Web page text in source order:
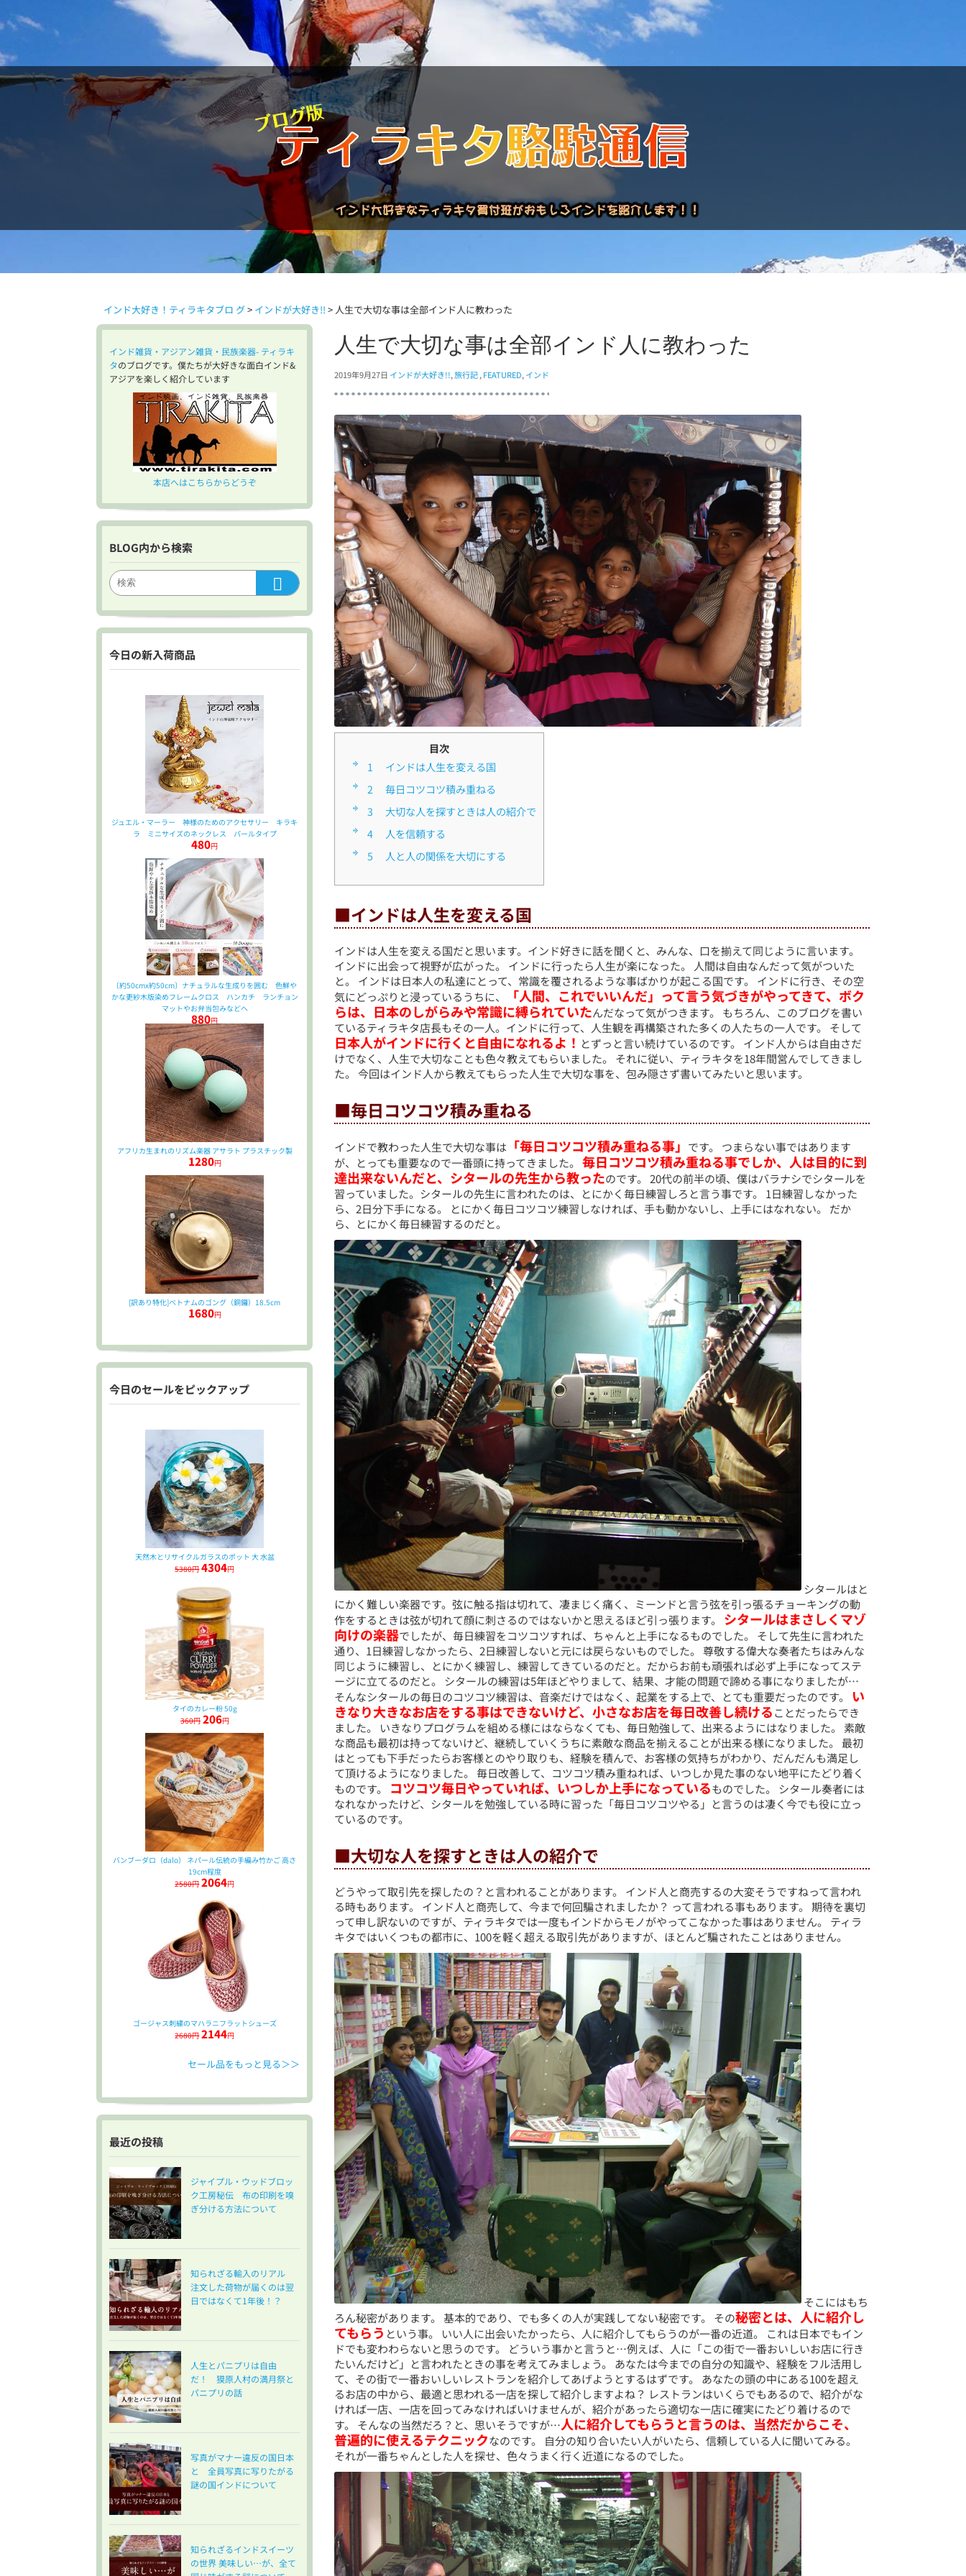
インド大好き！ティラキタブロ グ> インドが大好き!! > 人生で大切な事は全部インド人に教わった
人生で大切な事は全部インド人に教わった
2019年9月27日 インドが大好き!!,旅行記, FEATURED, インド
目次
1
■インドは人生を変える国
2
■毎日コツコツ積み重ねる
3
■大切な人を探すときは人の紹介で
4
■人を信頼する
5
■人と人の関係を大切にする
■インドは人生を変える国
インドは人生を変える国だと思います。インド好きに話を聞くと、みんな、口を揃えて同じように言います。
インドに出会って視野が広がった。 インドに行ったら人生が楽になった。 人間は自由なんだって気がついた
と。 インドは日本人の私達にとって、常識を覆されるような事ばかりが起こる国です。 インドに行き、その空
気にどっぷりと浸っているうちに、
「人間、これでいいんだ」って言う気づきがやってきて、ボク
らは、日本のしがらみや常識に縛られていたんだなって気がつきます。 もちろん、このブログを書い
ているティラキタ店長もその一人。インドに行って、人生観を再構築された多くの人たちの一人です。 そして
日本人がインドに行くと自由になれるよ！ とずっと言い続けているのです。 インド人からは自由さだ
けでなく、人生で大切なことも色々教えてもらいました。 それに従い、ティラキタを18年間営んでしてきまし
た。 今回はインド人から教えてもらった人生で大切な事を、包み隠さず書いてみたいと思います。
■毎日コツコツ積み重ねる
インドで教わった人生で大切な事は 「毎日コツコツ積み重ねる事」 です。 つまらない事ではあります
が、とっても重要なので一番頭に持ってきました。毎日コツコツ積み重ねる事でしか、人は目的に到
達出来ないんだと、シタールの先生から教ったのです。 20代の前半の頃、僕はバラナシでシタールを
習っていました。シタールの先生に言われたのは、とにかく毎日練習しろと言う事です。 1日練習しなかった
ら、2日分下手になる。 とにかく毎日コツコツ練習しなければ、手も動かないし、上手にはなれない。 だか
ら、とにかく毎日練習するのだと。
シタールはと
にかく難しい楽器です。弦に触る指は切れて、凄まじく痛く、ミーンドと言う弦を引っ張るチョーキングの動
作をするときは弦が切れて顔に刺さるのではないかと思えるほど引っ張ります。 シタールはまさしくマゾ
向けの楽器でしたが、毎日練習をコツコツすれば、ちゃんと上手になるものでした。 そして先生に言われた
通り、1日練習しなかったら、2日練習しないと元には戻らないものでした。 尊敬する偉大な奏者たちはみんな
同じように練習し、とにかく練習し、練習してきているのだと。だからお前も頑張れば必ず上手になってステ
ージに立てるのだと。 シタールの練習は5年ほどやりまして、結果、才能の問題で諦める事になりましたが…
そんなシタールの毎日のコツコツ練習は、音楽だけではなく、起業をする上で、とても重要だったのです。 い
きなり大きなお店をする事はできないけど、小さなお店を毎日改善し続けることだったらでき
ました。 いきなりプログラムを組める様にはならなくても、毎日勉強して、出来るようにはなりました。 素敵
な商品も最初は持ってないけど、継続していくうちに素敵な商品を揃えることが出来る様になりました。 最初
はとっても下手だったらお客様とのやり取りも、経験を積んで、お客様の気持ちがわかり、だんだんも満足し
て頂けるようになりました。 毎日改善して、コツコツ積み重ねれば、いつしか見た事のない地平にたどり着く
ものです。 コツコツ毎日やっていれば、いつしか上手になっているものでした。 シタール奏者には
なれなかったけど、シタールを勉強している時に習った「毎日コツコツやる」と言うのは凄く今でも役に立っ
ているのです。
■大切な人を探すときは人の紹介で
どうやって取引先を探したの？と言われることがあります。 インド人と商売するの大変そうですねって言われ
る時もあります。 インド人と商売して、今まで何回騙されましたか？ って言われる事もあります。 期待を裏切
って申し訳ないのですが、ティラキタでは一度もインドからモノがやってこなかった事はありません。 ティラ
キタではいくつもの都市に、100を軽く超える取引先がありますが、ほとんど騙されたことはありません。
そこにはもち
ろん秘密があります。 基本的であり、でも多くの人が実践してない秘密です。 その秘密とは、人に紹介し
てもらう という事。 いい人に出会いたかったら、人に紹介してもらうのが一番の近道。 これは日本でもイン
ドでも変わわらないと思うのです。 どういう事かと言うと…例えば、人に「この街で一番おいしいお店に行き
たいんだけど」と言われたときの事を考えてみましょう。 あなたは今までの自分の知識や、経験をフル活用し
て、その街で一番おいしいレストランを紹介してあげようとするはずです。 あなたの頭の中にある100を超え
るお店の中から、最適と思われる一店を探して紹介しますよね？ レストランはいくらでもあるので、紹介がな
ければ一店、一店を回ってみなければいけませんが、紹介があったら適切な一店に確実にたどり着けるので
す。 そんなの当然だろ？と、思いそうですが…人に紹介してもらうと言うのは、当然だからこそ、
普遍的に使えるテクニックなのです。 自分の知り合いたい人がいたら、信頼している人に聞いてみる。
それが一番ちゃんとした人を探せ、色々うまく行く近道になるのでした。
インド雑貨・アジアン雑貨・民族楽器- ティラキ
タのブログです。僕たちが大好きな面白インド&
アジアを楽しく紹介しています
本店へはこちらからどうぞ
BLOG内から検索
今日の新入荷商品
ジュエル・マーラー 神様のためのアクセサリー キラキ
ラ ミニサイズのネックレス パールタイプ
480円
〔約50cmx約50cm〕ナチュラルな生成りを囲む 色鮮や
かな更紗木版染めフレームクロス ハンカチ ランチョン
マットやお弁当包みなどへ
880円
アフリカ生まれのリズム楽器 アサラト プラスチック製
1280円
[訳あり特化]ベトナムのゴング（銅鑼）18.5cm
1680円
今日のセールをピックアップ
天然木とリサイクルガラスのポット 大 水盆
5380円4304円
タイのカレー粉 50g
360円206円
バンブーダロ（dalo） ネパール伝統の手編み竹かご 高さ
19cm程度
2580円2064円
ゴージャス刺繍のマハラニフラットシューズ
2680円2144円
セール品をもっと見る＞＞
最近の投稿
ジャイプル・ウッドブロッ
ク工房秘伝 布の印刷を嗅
ぎ分ける方法について
知られざる輸入のリアル
注文した荷物が届くのは翌
日ではなくて1年後！？
人生とパニプリは自由
だ！ 獏原人村の満月祭と
パニプリの話
写真がマナー違反の国日本
と 全員写真に写りたがる
謎の国インドについて
知られざるインドスイーツ
の世界 美味しい…が、全て